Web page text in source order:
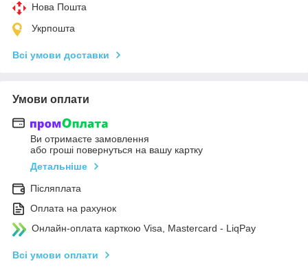
Нова Пошта
Укрпошта
Всі умови доставки
Умови оплати
Ви отримаєте замовлення
або гроші повернуться на вашу картку
Детальніше
Післяплата
Оплата на рахунок
Онлайн-оплата карткою Visa, Mastercard - LiqPay
Всі умови оплати